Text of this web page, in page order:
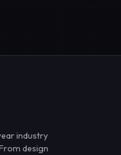
industry
design